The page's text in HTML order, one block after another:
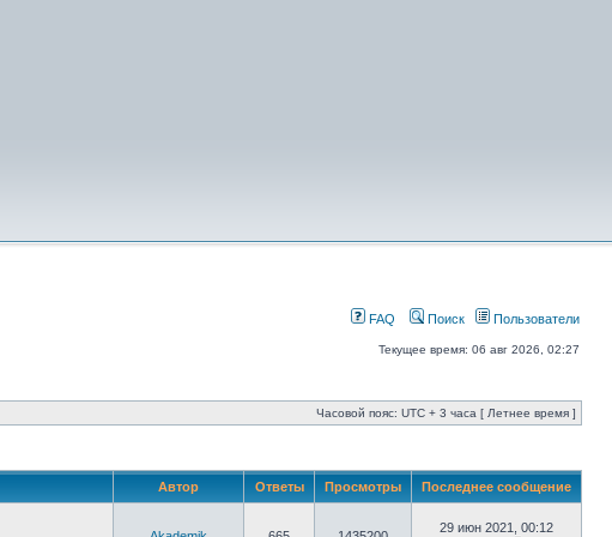
FAQ Поиск Пользователи
Текущее время: 06 авг 2026, 02:27
Часовой пояс: UTC + 3 часа [ Летнее время ]
Автор Ответы Просмотры Последнее сообщение
29 июн 2021, 00:12